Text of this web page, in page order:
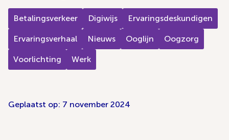
Betalingsverkeer Digiwijs Ervaringsdeskundigen
Ervaringsverhaal Nieuws Ooglijn Oogzorg
Voorlichting Werk
Geplaatst op: 7 november 2024